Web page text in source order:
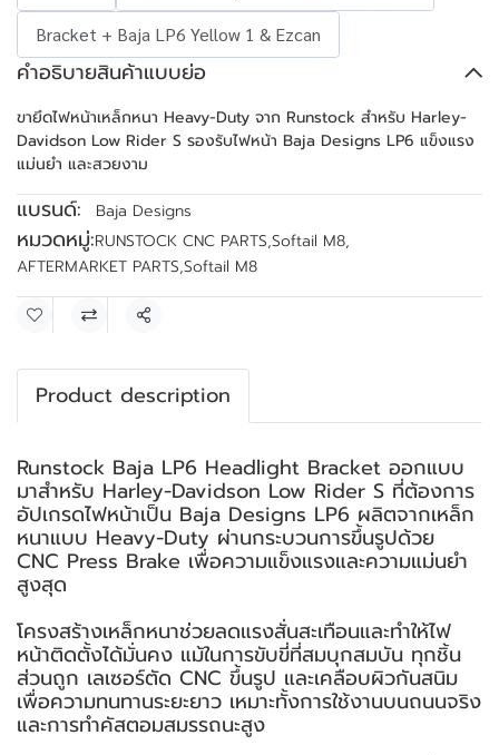
Bracket + Baja LP6 Yellow 1 & Ezcan
คำอธิบายสินค้าแบบย่อ
ขายึดไฟหน้าเหล็กหนา Heavy-Duty จาก Runstock สำหรับ Harley-
Davidson Low Rider S รองรับไฟหน้า Baja Designs LP6 แข็งแรง
แม่นยำ และสวยงาม
แบรนด์: Baja Designs
หมวดหมู่:RUNSTOCK CNC PARTS,Softail M8,
AFTERMARKET PARTS,Softail M8
แชร์
Product description
Runstock Baja LP6 Headlight Bracket ออกแบบ
มาสำหรับ Harley-Davidson Low Rider S ที่ต้องการ
อัปเกรดไฟหน้าเป็น Baja Designs LP6 ผลิตจากเหล็ก
หนาแบบ Heavy-Duty ผ่านกระบวนการขึ้นรูปด้วย
CNC Press Brake เพื่อความแข็งแรงและความแม่นยำ
สูงสุด
โครงสร้างเหล็กหนาช่วยลดแรงสั่นสะเทือนและทำให้ไฟ
หน้าติดตั้งได้มั่นคง แม้ในการขับขี่ที่สมบุกสมบัน ทุกชิ้น
ส่วนถูก เลเซอร์ตัด CNC ขึ้นรูป และเคลือบผิวกันสนิม
เพื่อความทนทานระยะยาว เหมาะทั้งการใช้งานบนถนนจริง
และการทำคัสตอมสมรรถนะสูง